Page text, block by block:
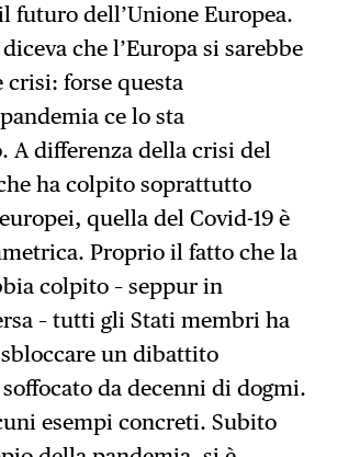
futuro dell’Unione Europea.
che l’Europa si sarebbe
crisi: forse questa
ce lo sta
A differenza della crisi del
ha colpito soprattutto
quella del Covid-19 è
Proprio il fatto che la
colpito – seppur in
– tutti gli Stati membri ha
un dibattito
da decenni di dogmi.
esempi concreti. Subito